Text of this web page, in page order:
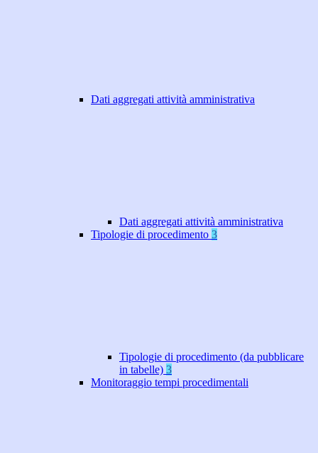
Dati aggregati attività amministrativa
Dati aggregati attività amministrativa
Tipologie di procedimento 3
Tipologie di procedimento (da pubblicare
in tabelle) 3
Monitoraggio tempi procedimentali